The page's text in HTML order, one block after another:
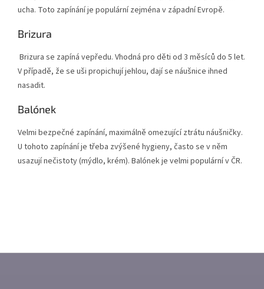
ucha. Toto zapínání je populární zejména v západní Evropě.
Brizura
Brizura se zapíná vepředu. Vhodná pro děti od 3 měsíců do 5 let.
V případě, že se uši propichují jehlou, dají se náušnice ihned
nasadit.
Balónek
Velmi bezpečné zapínání, maximálně omezující ztrátu náušničky.
U tohoto zapínání je třeba zvýšené hygieny, často se v něm
usazují nečistoty (mýdlo, krém). Balónek je velmi populární v ČR.